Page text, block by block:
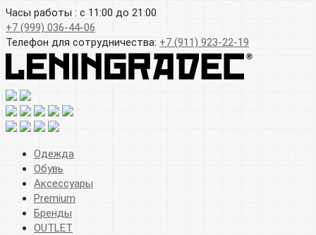
Часы работы : с 11:00 до 21:00
+7 (999) 036-44-06
Телефон для сотрудничества: +7 (911) 923-22-19
Одежда
Обувь
Аксессуары
Premium
Бренды
OUTLET